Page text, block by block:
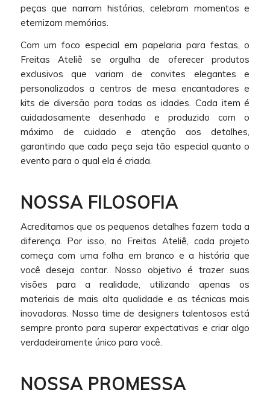
peças que narram histórias, celebram momentos e
eternizam memórias.
Com um foco especial em papelaria para festas, o
Freitas Ateliê se orgulha de oferecer produtos
exclusivos que variam de convites elegantes e
personalizados a centros de mesa encantadores e
kits de diversão para todas as idades. Cada item é
cuidadosamente desenhado e produzido com o
máximo de cuidado e atenção aos detalhes,
garantindo que cada peça seja tão especial quanto o
evento para o qual ela é criada.
NOSSA FILOSOFIA
Acreditamos que os pequenos detalhes fazem toda a
diferença. Por isso, no Freitas Ateliê, cada projeto
começa com uma folha em branco e a história que
você deseja contar. Nosso objetivo é trazer suas
visões para a realidade, utilizando apenas os
materiais de mais alta qualidade e as técnicas mais
inovadoras. Nosso time de designers talentosos está
sempre pronto para superar expectativas e criar algo
verdadeiramente único para você.
NOSSA PROMESSA